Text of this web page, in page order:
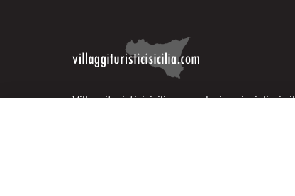
Villaggituristicisicilia.com seleziona i migliori
nostre strutture sono scelte accuratamente
d'eccellenza a prezzi super vantaggiosi. Naviga
sezione Super Offerte per cogliere al volo le
convenienti della Sicilia pensate